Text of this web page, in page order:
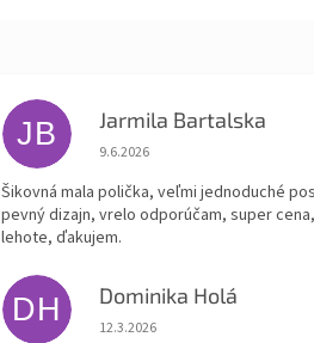
JB Jarmila Bartalska
Hodnotenie obchodu je 5 z 5
9.6.2026
Šikovná mala polička, veľmi jednoduché
pevný dizajn, vrelo odporúčam, super
lehote, ďakujem.
DH Dominika Holá
Hodnotenie obchodu je 5 z 5
12.3.2026